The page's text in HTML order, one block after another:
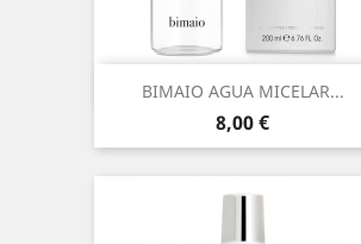
BIMAIO AGUA MICELAR...
Precio
8,00 €
Vista rápida